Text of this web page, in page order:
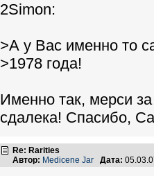
2Simon:
>А у Вас именно то
>1978 года!
Именно так, мерси
сдалека! Спасибо,
Re: Rarities
Автор: Medicene Jar Дата: